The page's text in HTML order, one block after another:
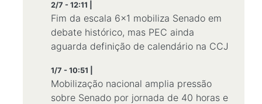
2/7 - 12:11 |
Fim da escala 6x1 mobiliza Senado em
debate histórico, mas PEC ainda
aguarda definição de calendário na CCJ
1/7 - 10:51 |
Mobilização nacional amplia pressão
sobre Senado por jornada de 40 horas e